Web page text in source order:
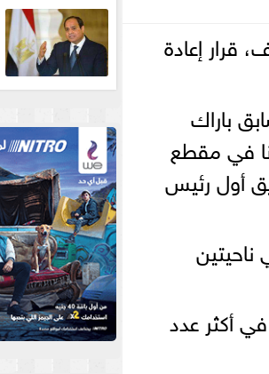
قرار إعادة
باراك
في مقطع
أول رئيس
120.8 مليون متابع، في أكثر عدد